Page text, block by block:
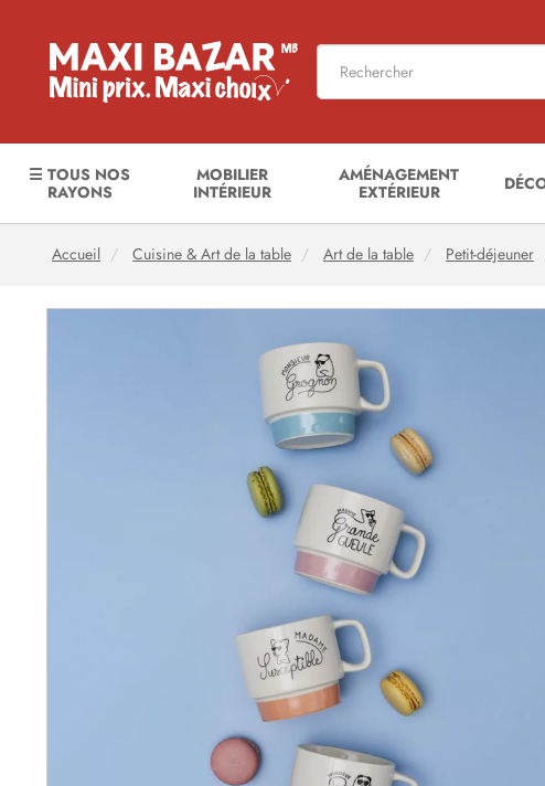
☰ TOUS NOS
RAYONS
MOBILIER
INTÉRIEUR
AMÉNAGEMENT
EXTÉRIEUR
Accueil Cuisine & Art de la table Art de la table Petit-déjeuner